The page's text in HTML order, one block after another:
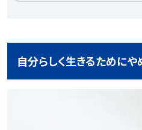
自分らしく生きるためにや